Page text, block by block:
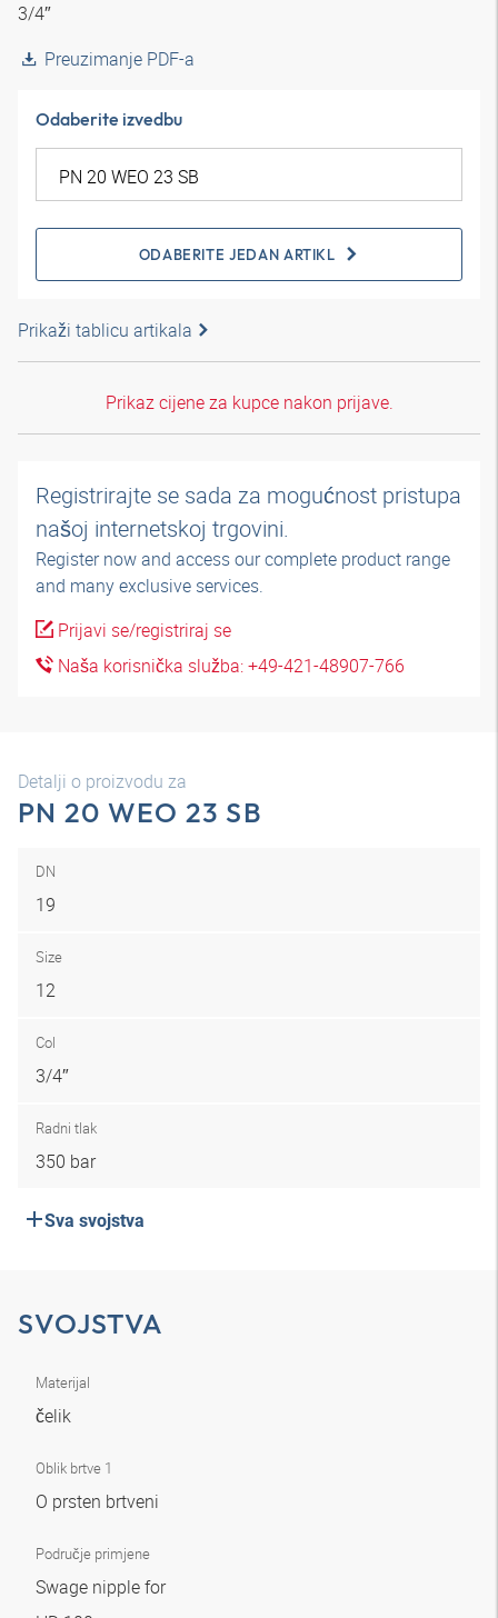
3/4″
Preuzimanje PDF-a
Odaberite izvedbu
ODABERITE JEDAN ARTIKL
Prikaži tablicu artikala
Prikaz cijene za kupce nakon prijave.
Registrirajte se sada za mogućnost pristupa
našoj internetskoj trgovini.
Register now and access our complete product range
and many exclusive services.
Prijavi se/registriraj se
Naša korisnička služba: +49-421-48907-766
Detalji o proizvodu za
PN 20 WEO 23 SB
DN
19
Size
12
Col
3/4″
Radni tlak
350 bar
Sva svojstva
SVOJSTVA
Materijal
čelik
Oblik brtve 1
O prsten brtveni
Područje primjene
Swage nipple for